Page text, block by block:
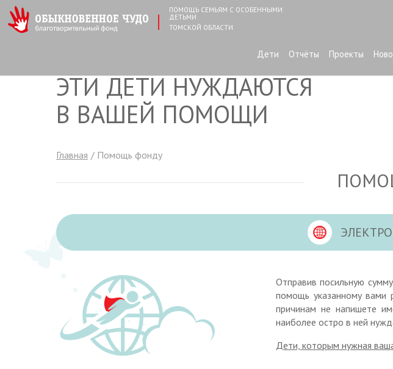
ПОМОЩЬ СЕМЬЯМ С ОСОБЕННЫМИ
ДЕТЬМИ
ТОМСКОЙ ОБЛАСТИ
Дети Отчёты Проекты
ЭТИ ДЕТИ НУЖДАЮТСЯ
В ВАШЕЙ ПОМОЩИ
Главная Помощь фонду
Отправив посильную
помощь указанному вами
причинам не напишете
наиболее остро в ней
Дети, которым нужная